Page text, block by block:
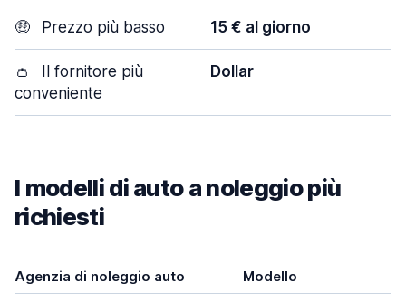
🤑 Prezzo più basso 15 € al giorno
👛
Il fornitore più
conveniente
Dollar
I modelli di auto a noleggio più
richiesti
Agenzia di noleggio auto Modello